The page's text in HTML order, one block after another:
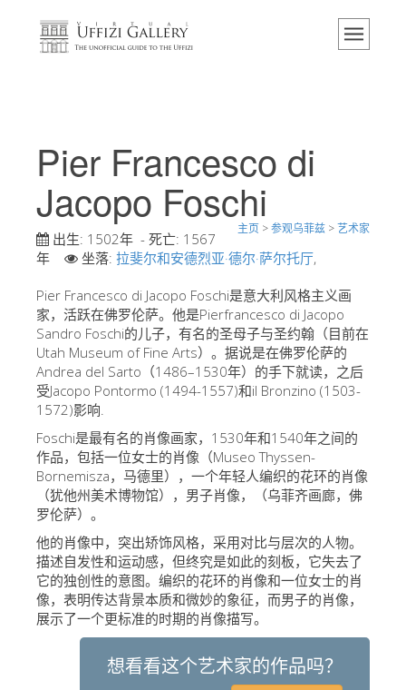
主页
活动 & 展览
游客的评论
联系我们
参观乌菲兹
现在预定
虚拟之旅
杰作
展示室
新展示室厅
佛罗伦萨博物馆
学院美术馆
巴拉丁画廊
美第奇教堂
圣马可博物馆
Pier Francesco di
Jacopo Foschi
主页 >参观乌菲兹 >艺术家
出生: 1502年 - 死亡: 1567
年
坐落: 拉斐尔和安德烈亚·德尔·萨尔托厅,
Pier Francesco di Jacopo Foschi是意大利风格主义画
家，活跃在佛罗伦萨。他是Pierfrancesco di Jacopo
Sandro Foschi的儿子，有名的圣母子与圣约翰（目前在
Utah Museum of Fine Arts）。据说是在佛罗伦萨的
Andrea del Sarto（1486–1530年）的手下就读，之后
受Jacopo Pontormo (1494-1557)和il Bronzino (1503-
1572)影响.
Foschi是最有名的肖像画家，1530年和1540年之间的
作品，包括一位女士的肖像（Museo Thyssen-
Bornemisza，马德里），一个年轻人编织的花环的肖像
（犹他州美术博物馆），男子肖像，（乌菲齐画廊，佛
罗伦萨）。
他的肖像中，突出矫饰风格，采用对比与层次的人物。
描述自发性和运动感，但终究是如此的刻板，它失去了
它的独创性的意图。编织的花环的肖像和一位女士的肖
像，表明传达背景本质和微妙的象征，而男子的肖像，
展示了一个更标准的时期的肖像描写。
想看看这个艺术家的作品吗？